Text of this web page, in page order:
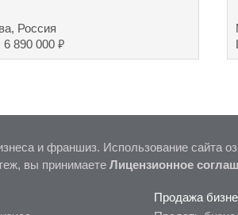
Россия
6 890 000₽
и франшиз. Использование сайта
вы принимаете Лицензионное
Продажа